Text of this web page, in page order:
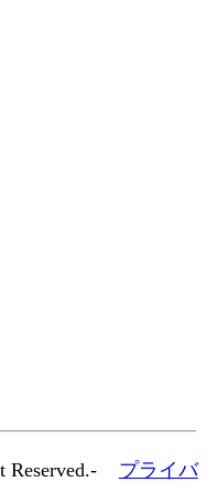
プライバ